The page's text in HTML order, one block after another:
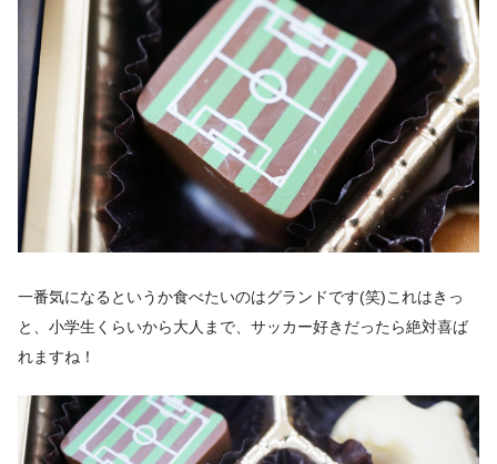
一番気になるというか食べたいのはグランドです(笑)これはきっ
と、小学生くらいから大人まで、サッカー好きだったら絶対喜ば
れますね！